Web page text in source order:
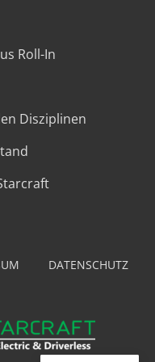
Roll-In
Disziplinen
DATENSCHUTZ